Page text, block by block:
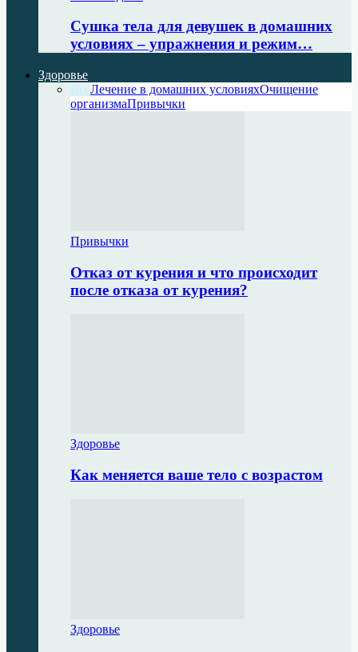
Сушка тела для девушек в домашних
условиях – упражнения и режим…
Здоровье
ВсеЛечение в домашних условияхОчищение
организмаПривычки
Привычки
Отказ от курения и что происходит
после отказа от курения?
Здоровье
Как меняется ваше тело с возрастом
Здоровье